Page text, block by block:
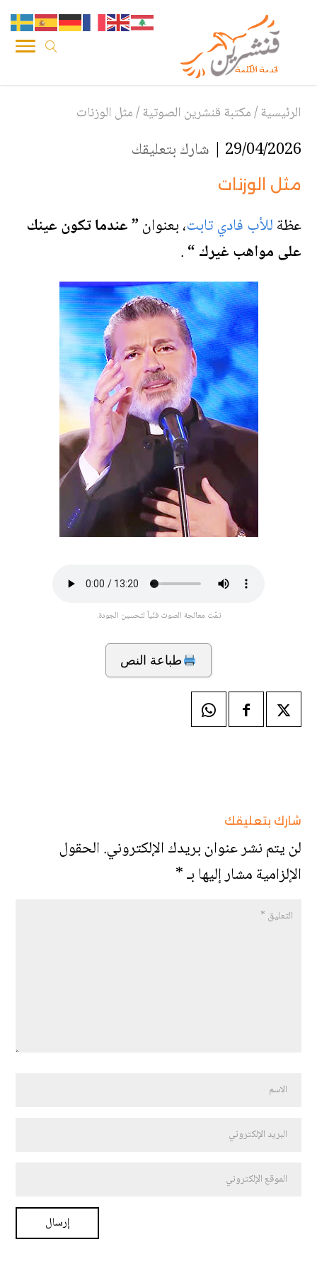
الرئيسية/مكتبة قنشرين الصوتية/مثل الوزنات
29/04/2026 | شارك بتعليقك
مثل الوزنات
عظةللأب فادي تابت،بعنوان” عندما تكون عينك
على مواهب غيرك “.
تمّت معالجة الصوت فنّياً لتحسين الجودة.
طباعة النص
شارك بتعليقك
لن يتم نشر عنوان بريدك الإلكتروني.الحقول
الإلزامية مشار إليها بـ*